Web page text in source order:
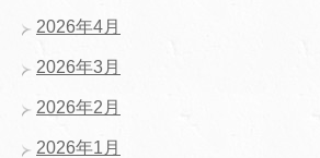
2026年4月
2026年3月
2026年2月
2026年1月